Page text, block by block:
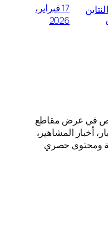
17 فبراير،
2026
في عرض مقاطع
أخبار المشاهير،
ومحتوى حصري